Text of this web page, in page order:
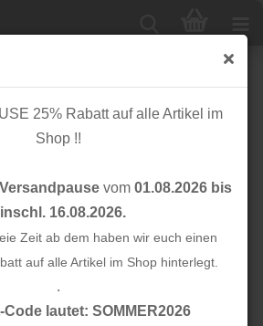
25% Rabatt auf alle Artikel im
Shop !!
Versandpausevom 01.08.2026 bis
16.08.2026.
Zeit ab dem haben wir euch einen
auf alle Artikel im Shop hinterlegt.
.
Code lautet: SOMMER2026
- 25mm